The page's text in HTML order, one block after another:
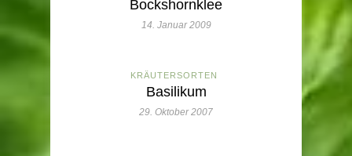
Bockshornklee
14. Januar 2009
KRÄUTERSORTEN
Basilikum
29. Oktober 2007